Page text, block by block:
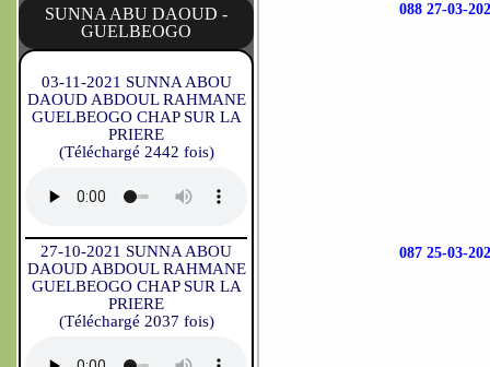
SUNNA ABU DAOUD -
GUELBEOGO
03-11-2021 SUNNA ABOU
DAOUD ABDOUL RAHMANE
GUELBEOGO CHAP SUR LA
PRIERE
(Téléchargé 2442 fois)
27-10-2021 SUNNA ABOU
DAOUD ABDOUL RAHMANE
GUELBEOGO CHAP SUR LA
PRIERE
(Téléchargé 2037 fois)
088 27-03-
087 25-03-